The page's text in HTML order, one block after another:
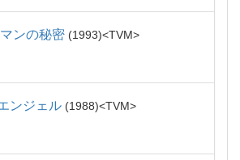
ンの秘密 1993 TVM
ンジェル 1988 TVM